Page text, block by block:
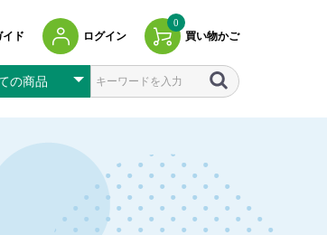
イド ログイン
0
買い物かご